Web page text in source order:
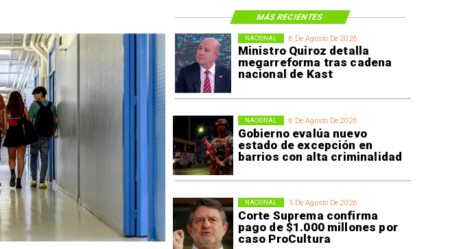
6 De Agosto De 2026
Ministro Quiroz detalla
megarreforma tras cadena
nacional de Kast
NACIONAL
6 De Agosto De 2026
Gobierno evalúa nuevo
estado de excepción en
barrios con alta criminalidad
NACIONAL
5 De Agosto De 2026
Corte Suprema confirma
pago de $1.000 millones por
caso ProCultura
NACIONAL
MÁS RECIENTES